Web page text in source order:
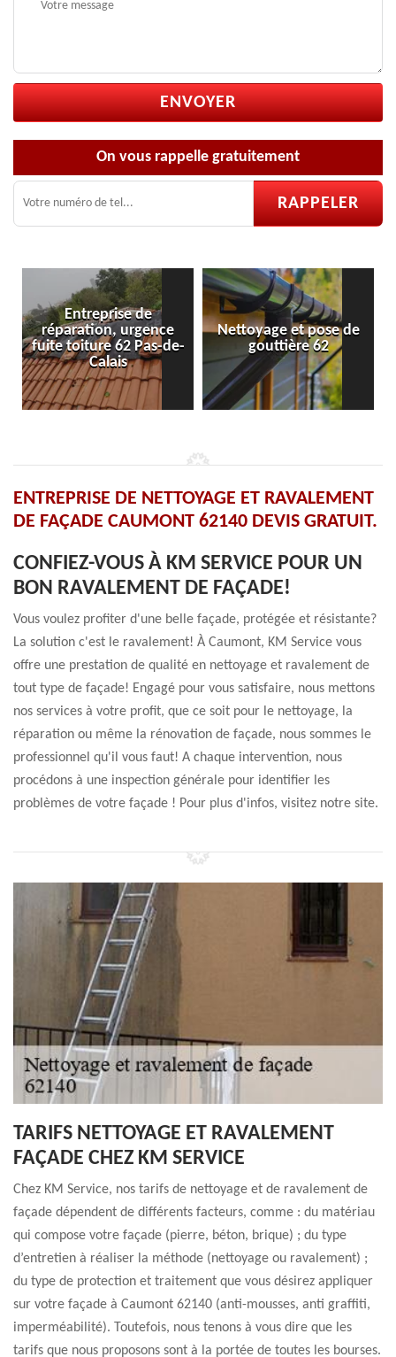
On vous rappelle gratuitement
Entreprise de
réparation, urgence
toiture 62 Pas-de-
Calais
Nettoyage et pose de
gouttière 62
ENTREPRISE DE NETTOYAGE ET RAVALEMENT
DE FAÇADE CAUMONT 62140 DEVIS GRATUIT.
CONFIEZ-VOUS À KM SERVICE POUR UN
BON RAVALEMENT DE FAÇADE!
Vous voulez profiter d'une belle façade, protégée et résistante?
La solution c'est le ravalement! À Caumont, KM Service vous
offre une prestation de qualité en nettoyage et ravalement de
tout type de façade! Engagé pour vous satisfaire, nous mettons
nos services à votre profit, que ce soit pour le nettoyage, la
réparation ou même la rénovation de façade, nous sommes le
professionnel qu'il vous faut! A chaque intervention, nous
procédons à une inspection générale pour identifier les
problèmes de votre façade ! Pour plus d'infos, visitez notre site.
TARIFS NETTOYAGE ET RAVALEMENT
FAÇADE CHEZ KM SERVICE
Chez KM Service, nos tarifs de nettoyage et de ravalement de
façade dépendent de différents facteurs, comme : du matériau
qui compose votre façade (pierre, béton, brique) ; du type
d’entretien à réaliser la méthode (nettoyage ou ravalement) ;
du type de protection et traitement que vous désirez appliquer
sur votre façade à Caumont 62140 (anti-mousses, anti graffiti,
imperméabilité). Toutefois, nous tenons à vous dire que les
tarifs que nous proposons sont à la portée de toutes les bourses.